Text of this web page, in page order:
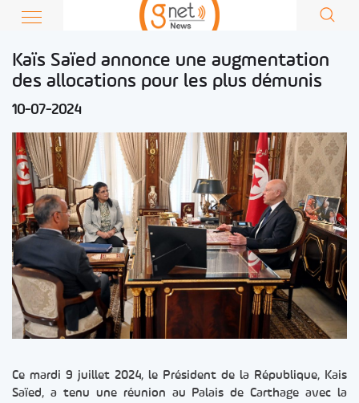
Kaïs Saïed annonce une augmentation
des allocations pour les plus démunis
10-07-2024
Ce mardi 9 juillet 2024, le Président de la République, Kais
Saïed, a tenu une réunion au Palais de Carthage avec la